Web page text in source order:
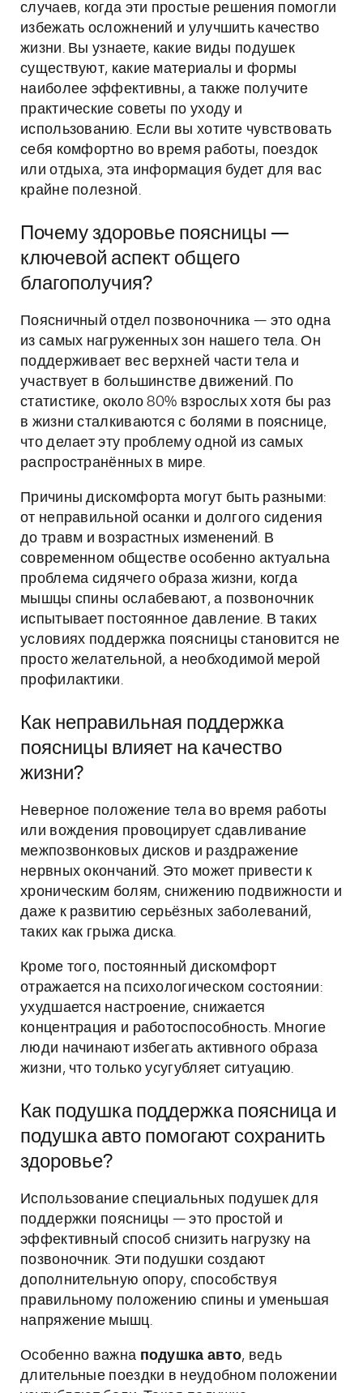
случаев, когда эти простые решения помогли
избежать осложнений и улучшить качество
жизни. Вы узнаете, какие виды подушек
существуют, какие материалы и формы
наиболее эффективны, а также получите
практические советы по уходу и
использованию. Если вы хотите чувствовать
себя комфортно во время работы, поездок
или отдыха, эта информация будет для вас
крайне полезной.
Почему здоровье поясницы —
ключевой аспект общего
благополучия?
Поясничный отдел позвоночника — это одна
из самых нагруженных зон нашего тела. Он
поддерживает вес верхней части тела и
участвует в большинстве движений. По
статистике, около 80% взрослых хотя бы раз
в жизни сталкиваются с болями в пояснице,
что делает эту проблему одной из самых
распространённых в мире.
Причины дискомфорта могут быть разными:
от неправильной осанки и долгого сидения
до травм и возрастных изменений. В
современном обществе особенно актуальна
проблема сидячего образа жизни, когда
мышцы спины ослабевают, а позвоночник
испытывает постоянное давление. В таких
условиях поддержка поясницы становится не
просто желательной, а необходимой мерой
профилактики.
Как неправильная поддержка
поясницы влияет на качество
жизни?
Неверное положение тела во время работы
или вождения провоцирует сдавливание
межпозвонковых дисков и раздражение
нервных окончаний. Это может привести к
хроническим болям, снижению подвижности и
даже к развитию серьёзных заболеваний,
таких как грыжа диска.
Кроме того, постоянный дискомфорт
отражается на психологическом состоянии:
ухудшается настроение, снижается
концентрация и работоспособность. Многие
люди начинают избегать активного образа
жизни, что только усугубляет ситуацию.
Как подушка поддержка поясница и
подушка авто помогают сохранить
здоровье?
Использование специальных подушек для
поддержки поясницы — это простой и
эффективный способ снизить нагрузку на
позвоночник. Эти подушки создают
дополнительную опору, способствуя
правильному положению спины и уменьшая
напряжение мышц.
Особенно важна подушка авто, ведь
длительные поездки в неудобном положении